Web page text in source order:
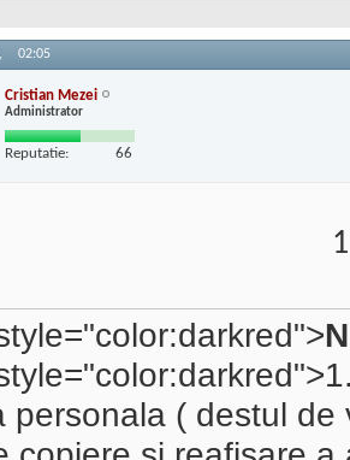
02:05
Cristian Mezei
Administrator
Reputatie: 66
personala ( destul